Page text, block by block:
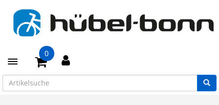
Toggle navigation
0